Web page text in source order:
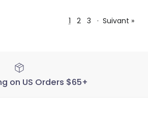
1 2 3 · Suivant »
on US Orders $65+